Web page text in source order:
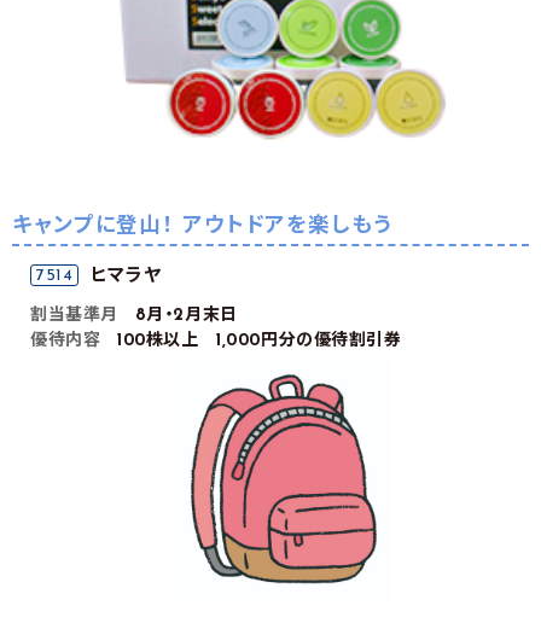
キャンプに登山！ アウトドアを楽しもう
7514 ヒマラヤ
割当基準月
8月・2月末日
優待内容
100株以上 1,000円分の優待割引券